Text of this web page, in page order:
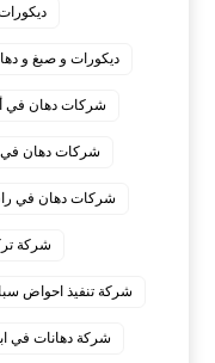
ديكورات و صبغ و
شركات دهان في
شركات دهان في
شركات دهان في
شركة
شركة تنفيذ احواض
شركة دهانات في